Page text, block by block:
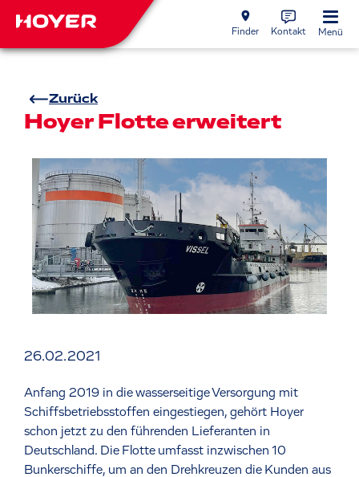
Finder Kontakt Menü
Zurück
Hoyer Flotte erweitert
26.02.2021
Anfang 2019 in die wasserseitige Versorgung mit
Schiffsbetriebsstoffen eingestiegen, gehört Hoyer
schon jetzt zu den führenden Lieferanten in
Deutschland. Die Flotte umfasst inzwischen 10
Bunkerschiffe, um an den Drehkreuzen die Kunden aus